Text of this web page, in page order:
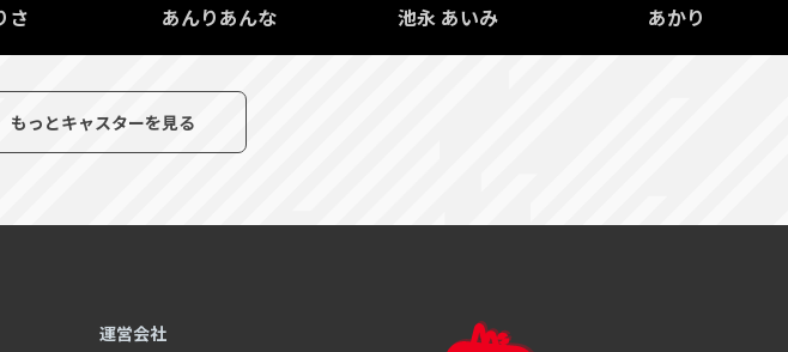
さ あんりあんな 池永 あいみ あかり
もっとキャスターを見る
運営会社